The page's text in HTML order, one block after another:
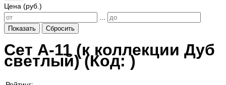
Цена (руб.)
Показать Сбросить
Сет A-11 (к коллекции Дуб
светлый)(Код:)